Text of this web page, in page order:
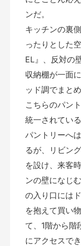
ンだ。
キッチンの裏
ったりとした
EL』、反対の
収納棚が一面
ッド調でまと
こちらのパン
統一されている
パントリーへ
るが、リビン
を設け、来客
ンの壁になじ
の入り口には
を抱えて買い
て、1階から階
にアクセスで